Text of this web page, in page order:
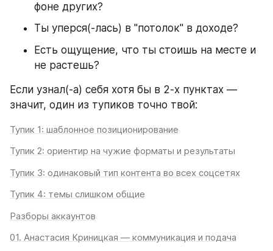
фоне других?
Ты уперся(-лась) в "потолок" в доходе?
Есть ощущение, что ты стоишь на месте и
не растешь?
Если узнал(-а) себя хотя бы в 2-х пунктах —
значит, один из тупиков точно твой:
Тупик 1: шаблонное позиционирование
Тупик 2: ориентир на чужие форматы и результаты
Тупик 3: одинаковый тип контента во всех соцсетях
Тупик 4: темы слишком общие
Разборы аккаунтов
01. Анастасия Криницкая — коммуникация и подача